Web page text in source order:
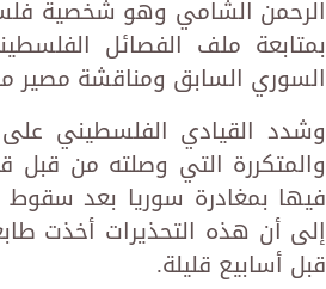
الرحمن الشامي وهو شخصية
بمتابعة ملف الفصائل
السوري السابق ومناقشة مصير
وشدد القيادي الفلسطيني
والمتكررة التي وصلته من
فيها بمغادرة سوريا بعد
إلى أن هذه التحذيرات أخذت
قبل أسابيع قليلة.